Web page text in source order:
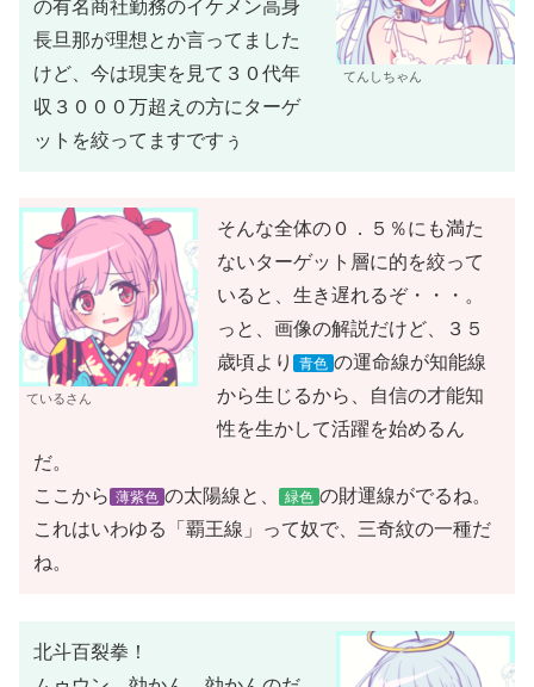
てんしちゃん
の有名商社勤務のイケメン高身
長旦那が理想とか言ってました
けど、今は現実を見て３０代年
収３０００万超えの方にターゲ
ットを絞ってますですぅ
ているさん
そんな全体の０．５％にも満た
ないターゲット層に的を絞って
いると、生き遅れるぞ・・・。
っと、画像の解説だけど、３５
歳頃より
青色 の運命線が知能線
から生じるから、自信の才能知
性を生かして活躍を始めるん
だ。
ここから 薄紫色 の太陽線と、 緑色 の財運線がでるね。
これはいわゆる「覇王線」って奴で、三奇紋の一種だ
ね。
北斗百裂拳！